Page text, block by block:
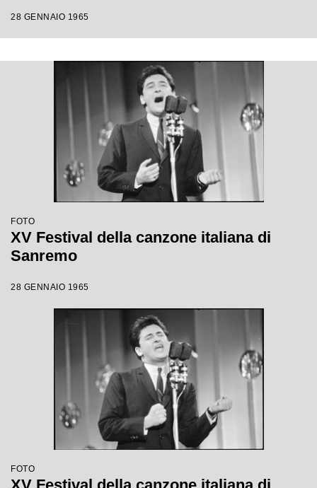
28 GENNAIO 1965
FOTO
XV Festival della canzone italiana di
Sanremo
28 GENNAIO 1965
FOTO